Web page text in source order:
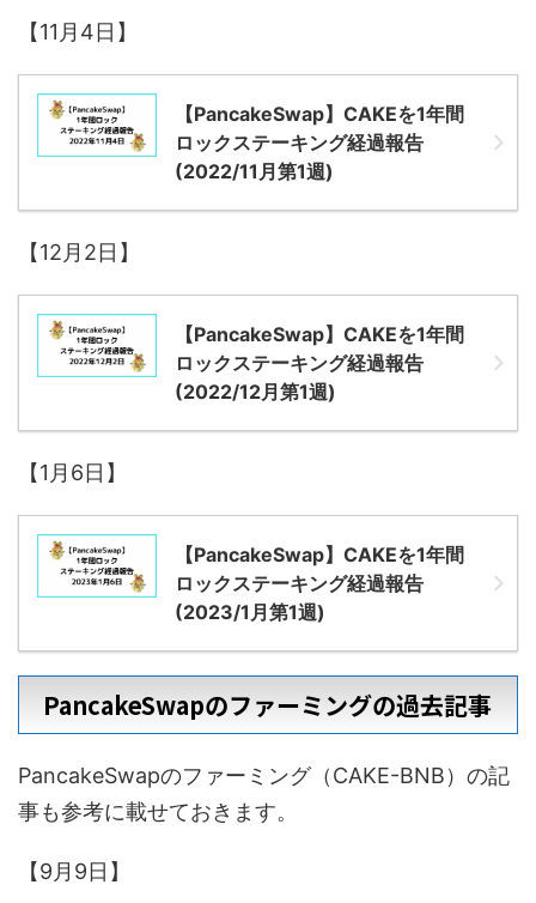
【11月4日】
【PancakeSwap】CAKEを1年間
ロックステーキング経過報告
(2022/11月第1週)
【12月2日】
【PancakeSwap】CAKEを1年間
ロックステーキング経過報告
(2022/12月第1週)
【1月6日】
【PancakeSwap】CAKEを1年間
ロックステーキング経過報告
(2023/1月第1週)
PancakeSwapのファーミングの過去記事
PancakeSwapのファーミング（CAKE-BNB）の記
事も参考に載せておきます。
【9月9日】